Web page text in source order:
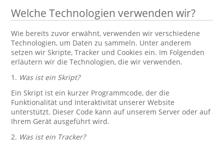
Welche Technologien verwenden wir?
Wie bereits zuvor erwähnt, verwenden wir verschiedene
Technologien, um Daten zu sammeln. Unter anderem
setzen wir Skripte, Tracker und Cookies ein. Im Folgenden
erläutern wir die Technologien, die wir verwenden.
1. Was ist ein Skript?
Ein Skript ist ein kurzer Programmcode, der die
Funktionalität und Interaktivität unserer Website
unterstützt. Dieser Code kann auf unserem Server oder auf
Ihrem Gerät ausgeführt wird.
2. Was ist ein Tracker?